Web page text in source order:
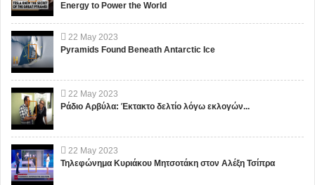
Energy to Power the World
22 May 2023
Pyramids Found Beneath Antarctic Ice
22 May 2023
Ράδιο Αρβύλα: Έκτακτο δελτίο λόγω εκλογών...
22 May 2023
Τηλεφώνημα Κυριάκου Μητσοτάκη στον Αλέξη Τσίπρα